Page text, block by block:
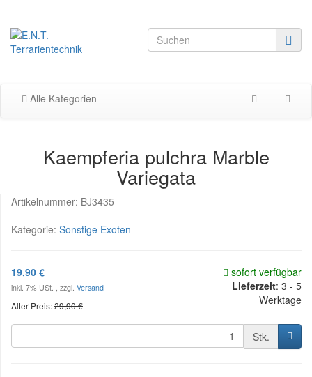
Alle Kategorien
Kaempferia pulchra Marble
Variegata
Artikelnummer: BJ3435
Kategorie: Sonstige Exoten
19,90 €
inkl. 7% USt. , zzgl. Versand
Alter Preis:29,90 €
sofort verfügbar
Lieferzeit: 3 - 5
Werktage
Stk.